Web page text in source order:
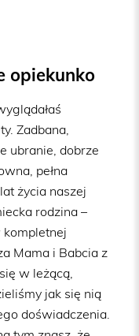
opiekunko
Zadbana,
ubranie, dobrze
pełna
życia naszej
rodzina –
Mama i Babcia z
w leżącą,
jak się nią
doświadczenia.